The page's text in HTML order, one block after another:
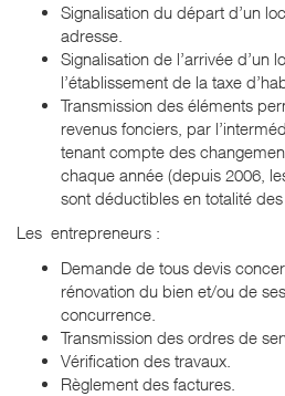
Signalisation du départ d’un
adresse.
Signalisation de l’arrivée d’un
l’établissement de la taxe
Transmission des éléments
revenus fonciers, par
tenant compte des
chaque année (depuis 2006,
sont déductibles en totalité des
Les entrepreneurs :
Demande de tous devis
rénovation du bien et/ou de
concurrence.
Transmission des ordres de
Vérification des travaux.
Règlement des factures.